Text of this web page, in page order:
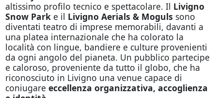
altissimo profilo tecnico e spettacolare. Il Livigno
Snow Parke il Livigno Aerials & Moguls sono
diventati teatro di imprese memorabili, davanti a
una platea internazionale che ha colorato la
località con lingue, bandiere e culture provenienti
da ogni angolo del pianeta. Un pubblico partecipe
e caloroso, proveniente da tutto il globo, che ha
riconosciuto in Livigno una venue capace di
coniugare eccellenza organizzativa, accoglienza